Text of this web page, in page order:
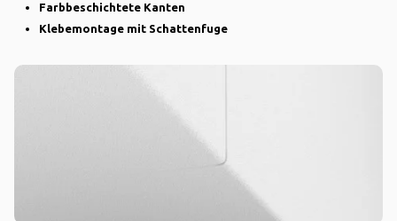
Farbbeschichtete Kanten
Klebemontage mit Schattenfuge